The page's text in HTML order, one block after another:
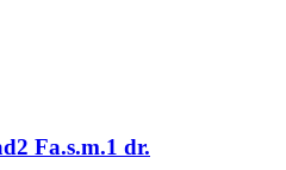
Fa.s.m.1 dr.